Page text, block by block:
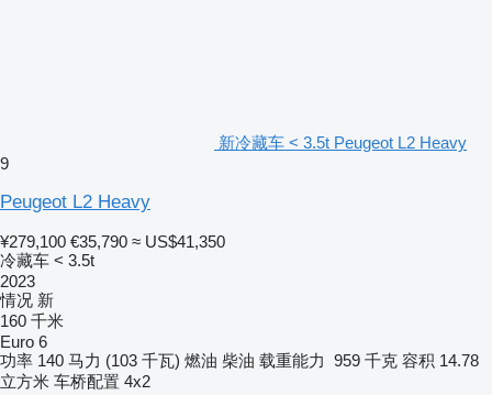
新冷藏车 < 3.5t Peugeot L2 Heavy
9
Peugeot L2 Heavy
¥279,100 €35,790 ≈ US$41,350
冷藏车 < 3.5t
2023
情况 新
160 千米
Euro 6
功率 140 马力 (103 千瓦) 燃油 柴油 载重能力 959 千克 容积 14.78
立方米 车桥配置 4x2